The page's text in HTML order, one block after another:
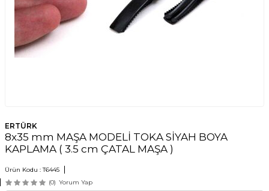
ERTÜRK
8x35 mm MAŞA MODELİ TOKA SİYAH BOYA
KAPLAMA ( 3.5 cm ÇATAL MAŞA )
Ürün Kodu :T6445
(0) Yorum Yap